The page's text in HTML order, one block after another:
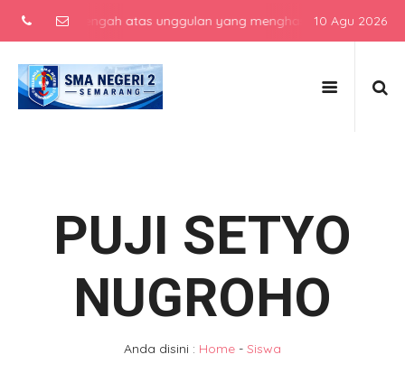
menengah atas unggulan yang menghasilkan lulusan
10 Agu 2026
PUJI SETYO
NUGROHO
Anda disini : Home - Siswa